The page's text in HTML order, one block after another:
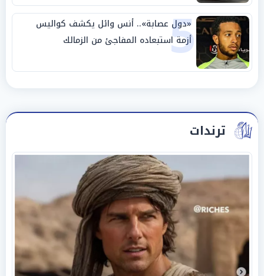
5
«دول عصابة».. أنس وائل يكشف كواليس
أزمة استبعاده المفاجئ من الزمالك
ترندات